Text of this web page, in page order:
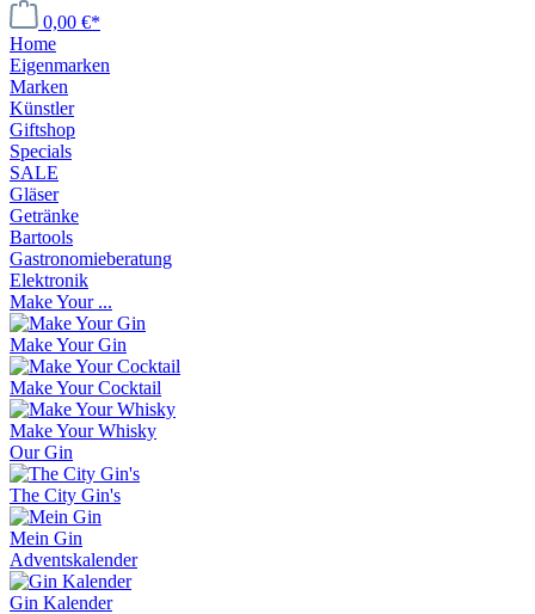
0,00 €*
Home
Eigenmarken
Marken
Künstler
Giftshop
Specials
SALE
Gläser
Getränke
Bartools
Gastronomieberatung
Elektronik
Make Your ...
Make Your Gin
Make Your Cocktail
Make Your Whisky
Our Gin
The City Gin's
Mein Gin
Adventskalender
Gin Kalender